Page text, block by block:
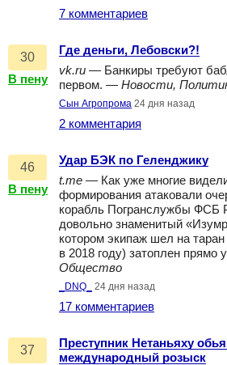
7 комментариев
30
В пену
Где деньги, Лебовски?!
vk.ru — Банкиры требуют
первом. — Новости,
Сын Агропрома 24 дня назад
2 комментария
46
В пену
Удар БЭК по Геленджику
t.me — Как уже многие
формирования атаковали
корабль Погранслужбы ФСБ
довольно знаменитый
котором экипаж шел на
в 2018 году) затоплен прямо
Общество
_DNQ_ 24 дня назад
17 комментариев
37
Преступник Нетаньяху
международный розыск